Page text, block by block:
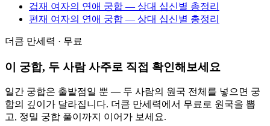
겁재 여자의 연애 궁합 — 상대 십신별 총정리
편재 여자의 연애 궁합 — 상대 십신별 총정리
더큼 만세력 · 무료
이 궁합, 두 사람 사주로 직접 확인해보세요
일간 궁합은 출발점일 뿐 — 두 사람의 원국 전체를 넣으면 궁
합의 깊이가 달라집니다. 더큼 만세력에서 무료로 원국을 뽑
고, 정밀 궁합 풀이까지 이어가 보세요.